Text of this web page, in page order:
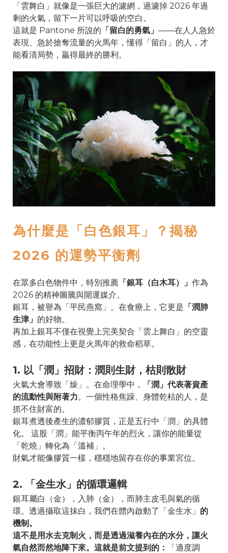
「雲舞白」就像是一張巨大的濾網，過濾掉 2026 年過
剩的火氣，留下一片可以呼吸的空白。
這就是 Pantone 所說的 「留白的勇氣」 ——在人人急於
表現、急於搶奪流量的火馬年，懂得「留白」的人，才
能看清局勢，贏得最終的勝利。
為什麼是「白色銀耳」？揭秘
2026 的運勢平衡劑
在眾多白色物件中，特別推薦 「銀耳（白木耳）」 作為
2026 的精神圖騰與開運媒介。
銀耳，被譽為「平民燕窩」。在食療上，它更是 「潤肺
生津」 的好物。
再加上銀耳不僅在視覺上完美契合「雲上舞白」的空靈
感，在功能性上更是火馬年的救命稻草。
1. 以「潤」招財：潤則生財，枯則散財
火氣大會導致「燥」。在命理學中，
「潤」代表著資產
的流動性與附著力。一個性格焦躁、身體乾枯的人，是
抓不住財富的。
銀耳煮透後產生的濃郁膠質，正是五行中「潤」的具體
化。 這股「潤」能平衡丙午年的烈火，讓你的能量從
「乾燒」轉化為「溫補」。
財氣才能像膠質一樣，穩穩地留存在你的事業宮位。
2. 「金生水」的循環邏輯
銀耳屬白（金），入肺（金），而肺主皮毛與氣的循
環。透過攝取這抹白，我們在體內啟動了「金生水」 的
機制。
這不是用水去克制火，而是透過滋養內在的水分，讓火
氣自然而然地降下來。這就是前文提到的：
「適度調